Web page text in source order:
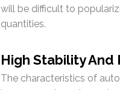
will be difficult to
quantities.
High Stability And
The characteristics of